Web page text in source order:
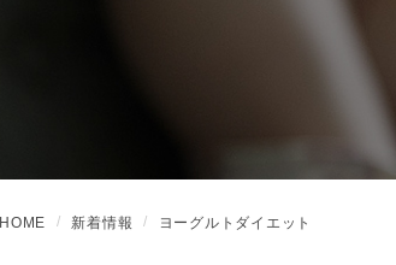
HOME 新着情報 ヨーグルトダイエット